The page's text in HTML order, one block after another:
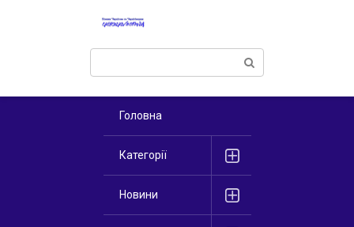
Поиск:
Головна
Категорії
Новини